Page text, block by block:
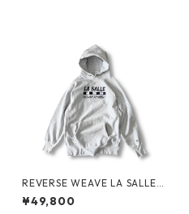
REVERSE WEAVE LA SALLE
MILITARY ACADEMY by CHA
MPION
¥49,800